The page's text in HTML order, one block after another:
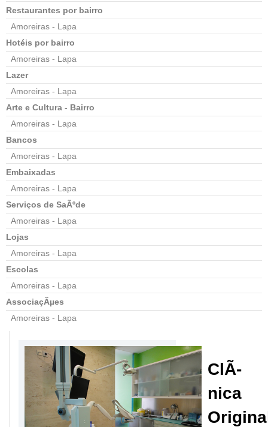
Restaurantes por bairro
Amoreiras - Lapa
Hotéis por bairro
Amoreiras - Lapa
Lazer
Amoreiras - Lapa
Arte e Cultura - Bairro
Amoreiras - Lapa
Bancos
Amoreiras - Lapa
Embaixadas
Amoreiras - Lapa
Serviços de SaÃºde
Amoreiras - Lapa
Lojas
Amoreiras - Lapa
Escolas
Amoreiras - Lapa
AssociaçÃµes
Amoreiras - Lapa
ClÃ­
nica